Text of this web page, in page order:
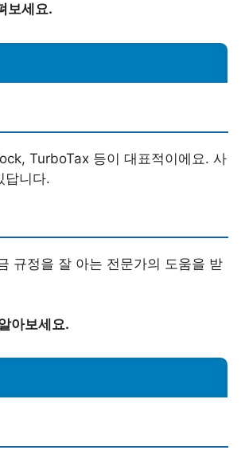
보세요.
TurboTax 등이 대표적이에요. 사
답니다.
규정을 잘 아는 전문가의 도움을 받
아보세요.